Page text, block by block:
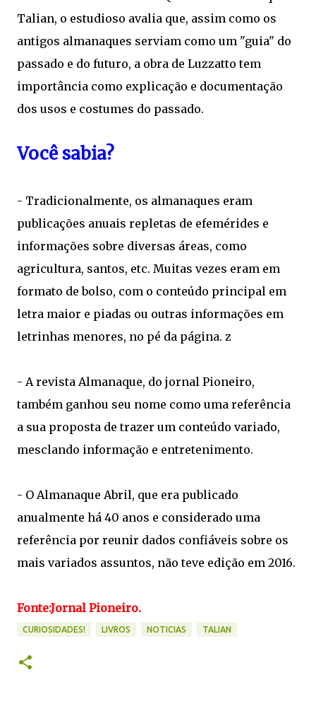
Talian, o estudioso avalia que, assim como os
antigos almanaques serviam como um "guia" do
passado e do futuro, a obra de Luzzatto tem
importância como explicação e documentação
dos usos e costumes do passado.
Você sabia?
- Tradicionalmente, os almanaques eram
publicações anuais repletas de efemérides e
informações sobre diversas áreas, como
agricultura, santos, etc. Muitas vezes eram em
formato de bolso, com o conteúdo principal em
letra maior e piadas ou outras informações em
letrinhas menores, no pé da página. z
- A revista Almanaque, do jornal Pioneiro,
também ganhou seu nome como uma referência
a sua proposta de trazer um conteúdo variado,
mesclando informação e entretenimento.
- O Almanaque Abril, que era publicado
anualmente há 40 anos e considerado uma
referência por reunir dados confiáveis sobre os
mais variados assuntos, não teve edição em 2016.
Fonte:Jornal Pioneiro.
CURIOSIDADES! LIVROS NOTICIAS TALIAN